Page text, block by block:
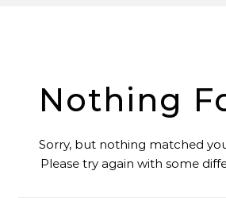
Nothing
Sorry, but nothing matched
Please try again with some